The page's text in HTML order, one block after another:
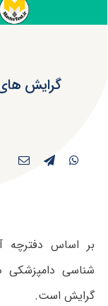
گرایش
شناسی دامپزشکی
گرایش است.